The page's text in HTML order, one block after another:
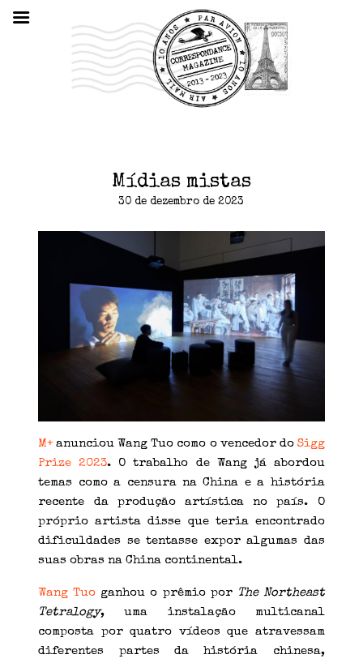
Mídias mistas
30 de dezembro de 2023
M+ anunciou Wang Tuo como o vencedor do Sigg
Prize 2023. O trabalho de Wang já abordou
temas como a censura na China e a história
recente da produção artística no país. O
próprio artista disse que teria encontrado
dificuldades se tentasse expor algumas das
suas obras na China continental.
Wang Tuo ganhou o prêmio por The Northeast
Tetralogy, uma instalação multicanal
composta por quatro vídeos que atravessam
diferentes partes da história chinesa,